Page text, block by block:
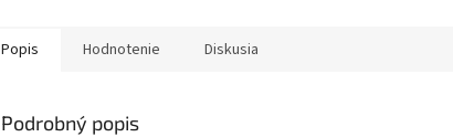
Popis Hodnotenie Diskusia
Podrobný popis